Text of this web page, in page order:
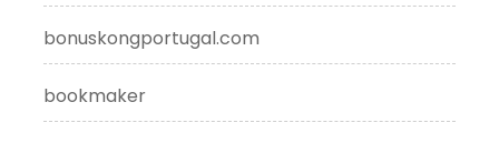
bonuskongportugal.com
bookmaker